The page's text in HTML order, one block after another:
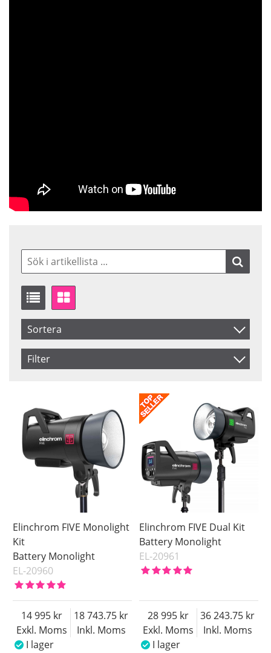
Sortera
Artikelkod
Inkl. Moms
Filter
Pris
Elinchrom FIVE Monolight
Kit
Battery Monolight
EL-20960
Exkl. Moms
14 995
Inkl. Moms
18 743.75
I lager
Elinchrom FIVE Dual Kit
Battery Monolight
EL-20961
Exkl. Moms
28 995
Inkl. Moms
36 243.75
I lager